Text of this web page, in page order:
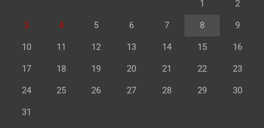
1 2
3 4 5 6 7 8 9
10 11 12 13 14 15 16
17 18 19 20 21 22 23
24 25 26 27 28 29 30
31